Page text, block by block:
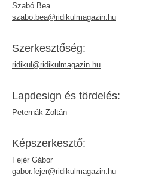
Szabó Bea
szabo.bea@ridikulmagazin.hu
Szerkesz­tőség:
ridikul@ridikulmagazin.hu
Lapdesign és tördelés:
Peternák Zoltán
Képszerkesztő:
Fejér Gábor
gabor.fejer@ridikulmagazin.hu